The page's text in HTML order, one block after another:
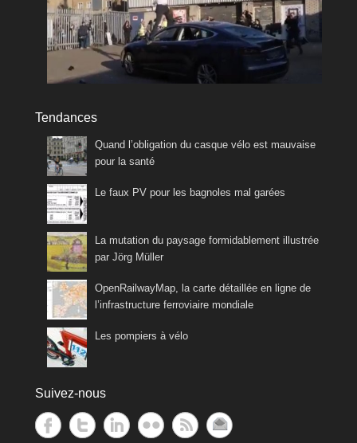
Tendances
Quand l’obligation du casque vélo est mauvaise
pour la santé
Le faux PV pour les bagnoles mal garées
La mutation du paysage formidablement illustrée
par Jörg Müller
OpenRailwayMap, la carte détaillée en ligne de
l’infrastructure ferroviaire mondiale
Les pompiers à vélo
Suivez-nous